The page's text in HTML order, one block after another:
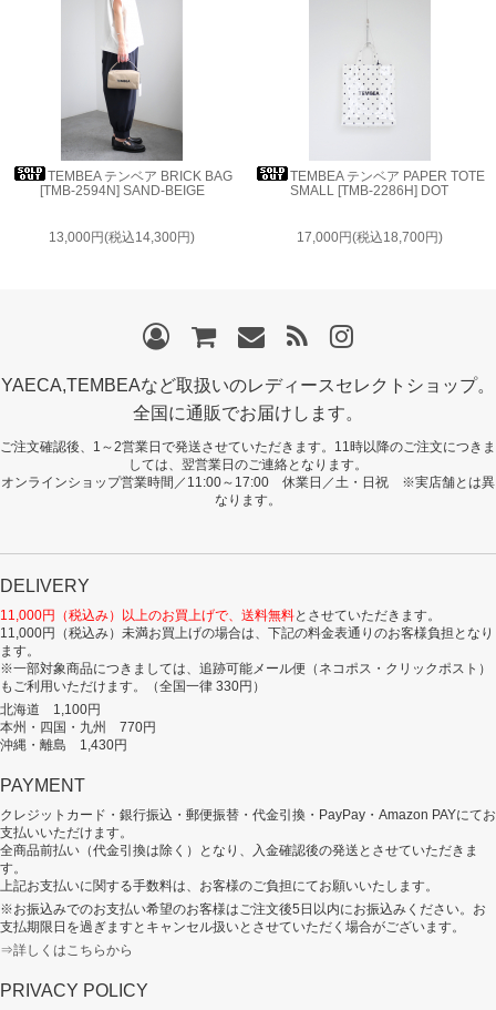
TEMBEA テンベア BRICK BAG
[TMB-2594N] SAND-BEIGE
13,000円(税込14,300円)
TEMBEA テンベア PAPER TOTE
SMALL [TMB-2286H] DOT
17,000円(税込18,700円)
YAECA,TEMBEAなど取扱いのレディースセレクトショップ。
全国に通販でお届けします。
ご注文確認後、1～2営業日で発送させていただきます。11時以降のご注文につきま
しては、翌営業日のご連絡となります。
オンラインショップ営業時間／11:00～17:00 休業日／土・日祝 ※実店舗とは異
なります。
DELIVERY
11,000円（税込み）以上のお買上げで、送料無料とさせていただきます。
11,000円（税込み）未満お買上げの場合は、下記の料金表通りのお客様負担となり
ます。
※一部対象商品につきましては、追跡可能メール便（ネコポス・クリックポスト）
もご利用いただけます。（全国一律 330円）
北海道 1,100円
本州・四国・九州 770円
沖縄・離島 1,430円
PAYMENT
クレジットカード・銀行振込・郵便振替・代金引換・PayPay・Amazon PAYにてお
支払いいただけます。
全商品前払い（代金引換は除く）となり、入金確認後の発送とさせていただきま
す。
上記お支払いに関する手数料は、お客様のご負担にてお願いいたします。
※お振込みでのお支払い希望のお客様はご注文後5日以内にお振込みください。お
支払期限日を過ぎますとキャンセル扱いとさせていただく場合がございます。
⇒詳しくはこちらから
PRIVACY POLICY